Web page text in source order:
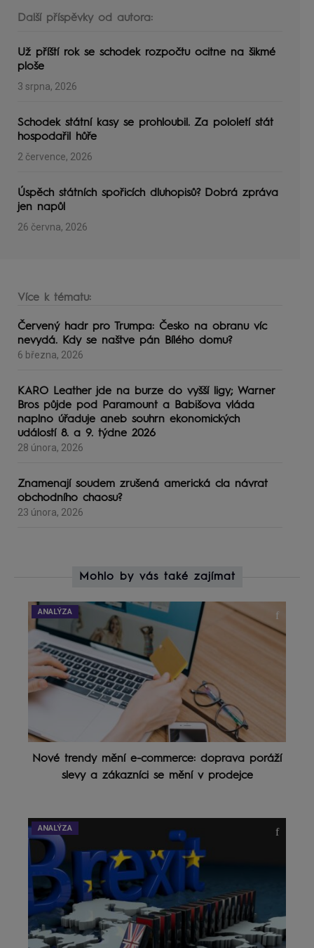
Další příspěvky od autora:
Už příští rok se schodek rozpočtu ocitne na šikmé
ploše
3 srpna, 2026
Schodek státní kasy se prohloubil. Za pololetí stát
hospodařil hůře
2 července, 2026
Úspěch státních spořicích dluhopisů? Dobrá zpráva
jen napůl
26 června, 2026
Více k tématu:
Červený hadr pro Trumpa: Česko na obranu víc
nevydá. Kdy se naštve pán Bílého domu?
6 března, 2026
KARO Leather jde na burze do vyšší ligy; Warner
Bros půjde pod Paramount a Babišova vláda
naplno úřaduje aneb souhrn ekonomických
událostí 8. a 9. týdne 2026
28 února, 2026
Znamenají soudem zrušená americká cla návrat
obchodního chaosu?
23 února, 2026
Mohlo by vás také zajímat
ANALÝZA
Nové trendy mění e-commerce: doprava poráží
slevy a zákazníci se mění v prodejce
ANALÝZA